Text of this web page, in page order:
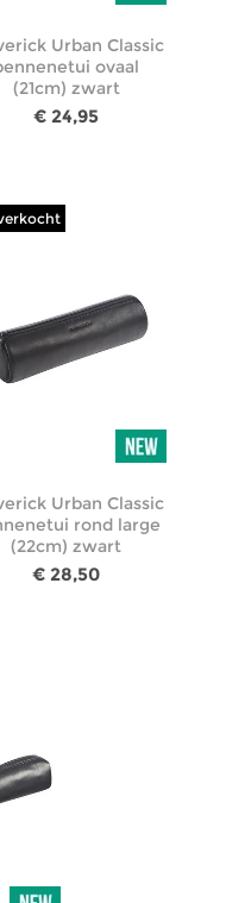
Urban Classic
ovaal
(21cm) zwart
€ 24,95
Urban Classic
rond large
(22cm) zwart
€ 28,50